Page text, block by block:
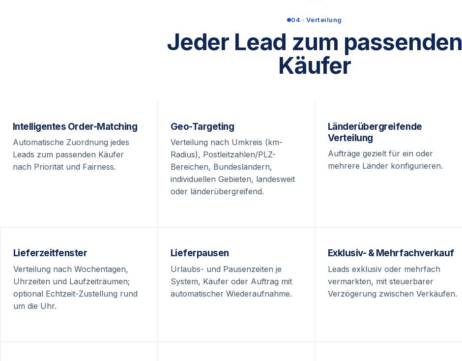
04 · Verteilung
Jeder Lead zum passenden
Käufer
Intelligentes Order-Matching
Automatische Zuordnung jedes
Leads zum passenden Käufer
nach Priorität und Fairness.
Geo-Targeting
Verteilung nach Umkreis (km-
Radius), Postleitzahlen/PLZ-
Bereichen, Bundesländern,
individuellen Gebieten, landesweit
oder länderübergreifend.
Länderübergreifende
Verteilung
Aufträge gezielt für ein oder
mehrere Länder konfigurieren.
Lieferzeitfenster
Verteilung nach Wochentagen,
Uhrzeiten und Laufzeiträumen;
optional Echtzeit-Zustellung rund
um die Uhr.
Lieferpausen
Urlaubs- und Pausenzeiten je
System, Käufer oder Auftrag mit
automatischer Wiederaufnahme.
Exklusiv- & Mehrfachverkauf
Leads exklusiv oder mehrfach
vermarkten, mit steuerbarer
Verzögerung zwischen Verkäufen.